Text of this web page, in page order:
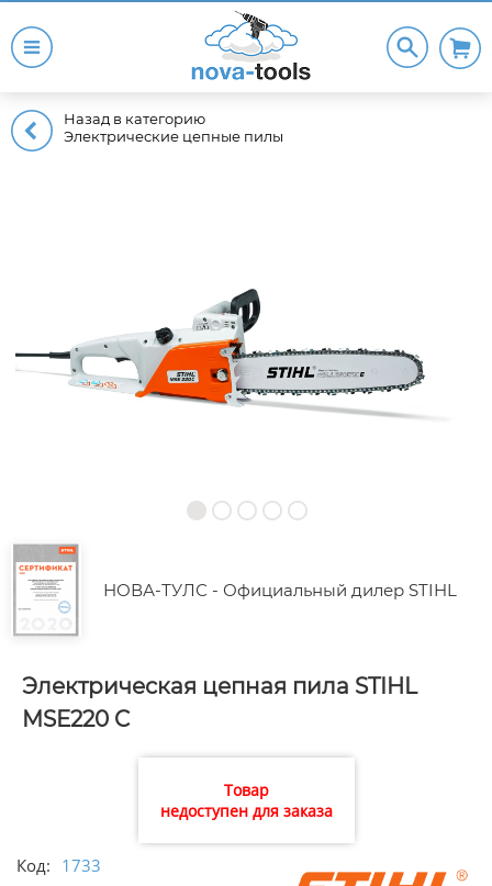
Назад в категорию
Электрические цепные пилы
НОВА-ТУЛС - Официальный дилер STIHL
Электрическая цепная пила STIHL
MSE220 C
Товар
недоступен для заказа
Код: 1733